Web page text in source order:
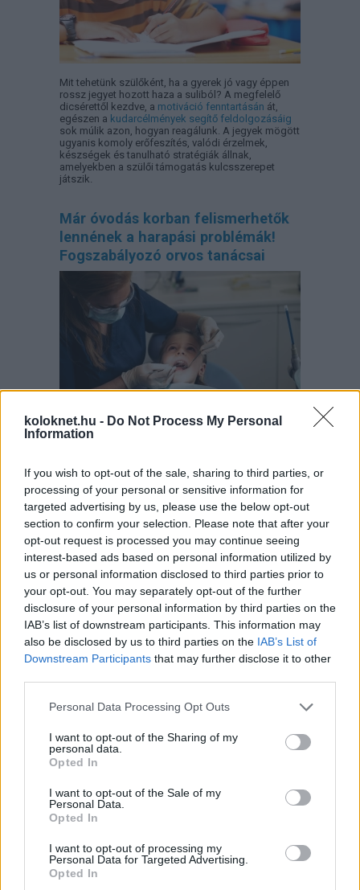
koloknet.hu - Do Not Process My Personal
Information
If you wish to opt-out of the sale, sharing to third parties, or
processing of your personal or sensitive information for
targeted advertising by us, please use the below opt-out
section to confirm your selection. Please note that after your
opt-out request is processed you may continue seeing
interest-based ads based on personal information utilized by
us or personal information disclosed to third parties prior to
your opt-out. You may separately opt-out of the further
disclosure of your personal information by third parties on the
IAB’s list of downstream participants. This information may
also be disclosed by us to third parties on the IAB’s List of
Downstream Participants that may further disclose it to other
Please note that this website/app uses one or more Google
not limited to your visit or usage behaviour. You may click to
grant or deny consent to Google and its third-party tags to
use your data for below specified purposes in below Google
consent section.
Personal Data Processing Opt Outs
I want to opt-out of the Sharing of my
personal data.
Opted In
I want to opt-out of the Sale of my
Personal Data.
Opted In
I want to opt-out of processing my
Personal Data for Targeted Advertising.
Opted In
Mit tehetünk szülőként, ha a gyerek jó vagy éppen
rossz jegyet hozott haza a suliból? A megfelelő
dicsérettől kezdve, a motiváció fenntartásán át,
egészen a kudarcélmények segítő feldolgozásáig
sok múlik azon, hogyan reagálunk. A jegyek mögött
ugyanis komoly erőfeszítés, valódi érzelmek,
készségek és tanulható stratégiák állnak,
amelyekben a szülői támogatás kulcsszerepet
játszik.
Már óvodás korban felismerhetők
lennének a harapási problémák!
Fogszabályozó orvos tanácsai
aránya, vagyis szinte minden második–harmadik
gyerek érintett. A harapási problémák lassan, évek
alatt alakulnak ki, ezért nem feltűnőek, és a szülők
gyakran csak akkor veszik észre őket, amikor már
sokkal nehezebb hatékonyan
beavatkozni. Fogorvos tanácsai.
Másképp is lehet: Pozitív
Fegyelmezés az iskolában
A szülők sokfélék, de abban legtöbben
egyetértenek: nem szeretnék, ha a tanár kiabálna
pedagógusnak egyszerre több, mint húsz
gyermeket kell fegyelmeznie, segítség és korszerű
módszertani eszköztár nélkül könnyen